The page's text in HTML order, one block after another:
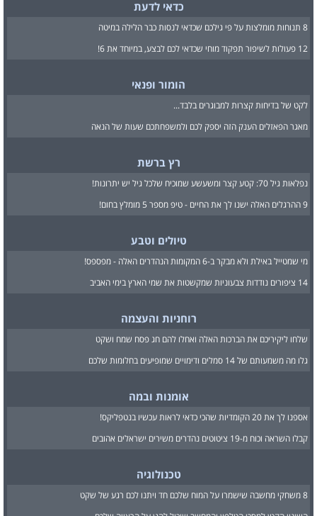
כדאי לדעת
8 תנוחות מומלצות על פי גילכם שכדאי לנסות כבר הלילה במיטה
12 פעולות לשיפור תפקוד מוחי שכדאי לכם לבצע, במיוחד את 6!
הומור ופנאי
לקט של בדיחות קצרות למבוגרים בלבד...
מאגר הפאזלים הענק הזה יספק לכם ולמשפחתכם שעות של הנאה
רץ ברשת
נפלאות גיל 70: קטע קצר ומשעשע שמוכיח שלכל גיל יש יתרונות!
9 ההרגלים האלה ישנו לך את החיים - טיפ מספר 5 מומלץ בחום!
טיולים וטבע
מי שמטייל באילת ולא מבקר ב-6 המקומות הנהדרים האלה - מפספס!
14 ציפורים נודדות צבעוניות שמקשטות את שמי הארץ בימי האביב
רוחניות והעצמה
שלחו ליקיריכם את הברכות האלה ואחלו להם חג פסח שמח ושקט
גלו מה משמעותם של 14 סמלים ודימויים שמופיעים בחלומות שלכם
אומנות ובמה
אספנו לך את 20 הקומדיות שהכי כדאי לראות עכשיו בנטפליקס!
קבלו השראה וכוח מ-19 ציטוטים נהדרים משירים ישראלים אהובים
טכנולוגיה
8 משחקי מחשבה שישמרו על המוח שלכם חד ויתנו לכם רגע של שקט